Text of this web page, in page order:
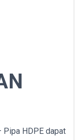
Pipa HDPE dapat